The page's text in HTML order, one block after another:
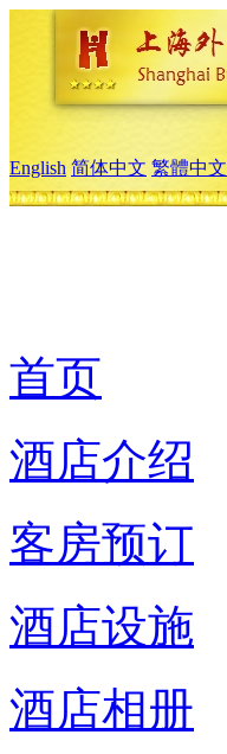
English 简体中文 繁體中文
首页
酒店介绍
客房预订
酒店设施
酒店相册